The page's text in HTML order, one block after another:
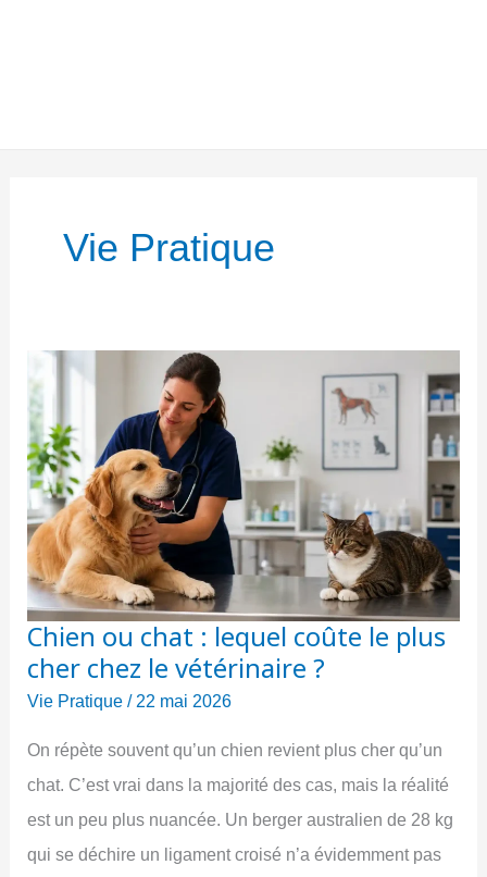
Vie Pratique
Chien ou chat : lequel coûte le plus
cher chez le vétérinaire ?
Vie Pratique / 22 mai 2026
On répète souvent qu’un chien revient plus cher qu’un
chat. C’est vrai dans la majorité des cas, mais la réalité
est un peu plus nuancée. Un berger australien de 28 kg
qui se déchire un ligament croisé n’a évidemment pas